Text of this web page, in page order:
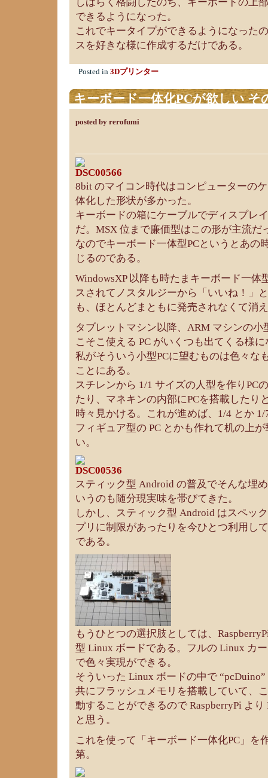
できるようになった。
これでキータイプができるようになった
スを好きな様に作成するだけである。
Posted in 3Dプリンター
キーボード一体化PCが欲しい そ
posted by rerofumi
8bit のマイコン時代はコンピューターの
体化した形状が多かった。
キーボードの箱にケーブルでディスプレ
だ。MSX 位まで廉価型はこの形が主流だ
なのでキーボード一体型PCというとあの
じるのである。
WindowsXP 以降も時たまキーボード一体
スされてノスタルジーから「いいね！」
も、ほとんどまともに発売されなくて消
タブレットマシン以降、ARM マシンの
こそこ使える PC がいくつも出てくる様
私がそういう小型PCに望むものは色々な
ことにある。
スチレンから 1/1 サイズの人型を作りPC
たり、マネキンの内部にPCを搭載したり
時々見かける。これが進めば、1/4 とか
フィギュア型の PC とかも作れて机の上
い。
スティック型 Android の普及でそんな埋
いうのも随分現実味を帯びてきた。
しかし、スティック型 Android はスペッ
プリに制限があったりを今ひとつ利用し
である。
もうひとつの選択肢としては、
型 Linux ボードである。フルの Linux カ
で色々実現ができる。
そういった Linux ボードの中で
共にフラッシュメモリを搭載していて、
動することができるので RaspberryPi よ
と思う。
これを使って「キーボード一体化PC」を
第。